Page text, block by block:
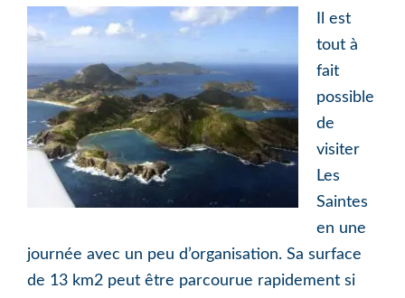
Il est
tout à
fait
possible
de
visiter
Les
Saintes
en une
journée avec un peu d’organisation. Sa surface
de 13 km2 peut être parcourue rapidement si